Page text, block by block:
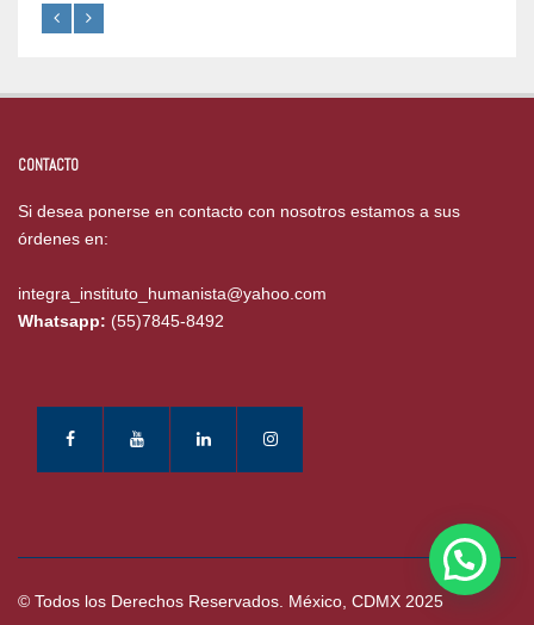
CONTACTO
Si desea ponerse en contacto con nosotros estamos a sus
órdenes en:
integra_instituto_humanista@yahoo.com
Whatsapp: (55)7845-8492
© Todos los Derechos Reservados. México, CDMX 2025